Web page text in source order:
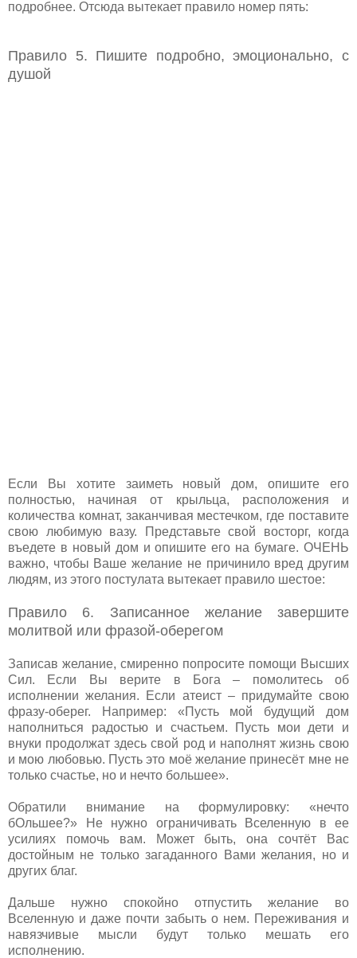
подробнее. Отсюда вытекает правило номер пять:
Правило 5. Пишите подробно, эмоционально, с
душой
Если Вы хотите заиметь новый дом, опишите его
полностью, начиная от крыльца, расположения и
количества комнат, заканчивая местечком, где поставите
свою любимую вазу. Представьте свой восторг, когда
въедете в новый дом и опишите его на бумаге. ОЧЕНЬ
важно, чтобы Ваше желание не причинило вред другим
людям, из этого постулата вытекает правило шестое:
Правило 6. Записанное желание завершите
молитвой или фразой-оберегом
Записав желание, смиренно попросите помощи Высших
Сил. Если Вы верите в Бога – помолитесь об
исполнении желания. Если атеист – придумайте свою
фразу-оберег. Например: «Пусть мой будущий дом
наполниться радостью и счастьем. Пусть мои дети и
внуки продолжат здесь свой род и наполнят жизнь свою
и мою любовью. Пусть это моё желание принесёт мне не
только счастье, но и нечто большее».
Обратили внимание на формулировку: «нечто
бОльшее?» Не нужно ограничивать Вселенную в ее
усилиях помочь вам. Может быть, она сочтёт Вас
достойным не только загаданного Вами желания, но и
других благ.
Дальше нужно спокойно отпустить желание во
Вселенную и даже почти забыть о нем. Переживания и
навязчивые мысли будут только мешать его
исполнению.